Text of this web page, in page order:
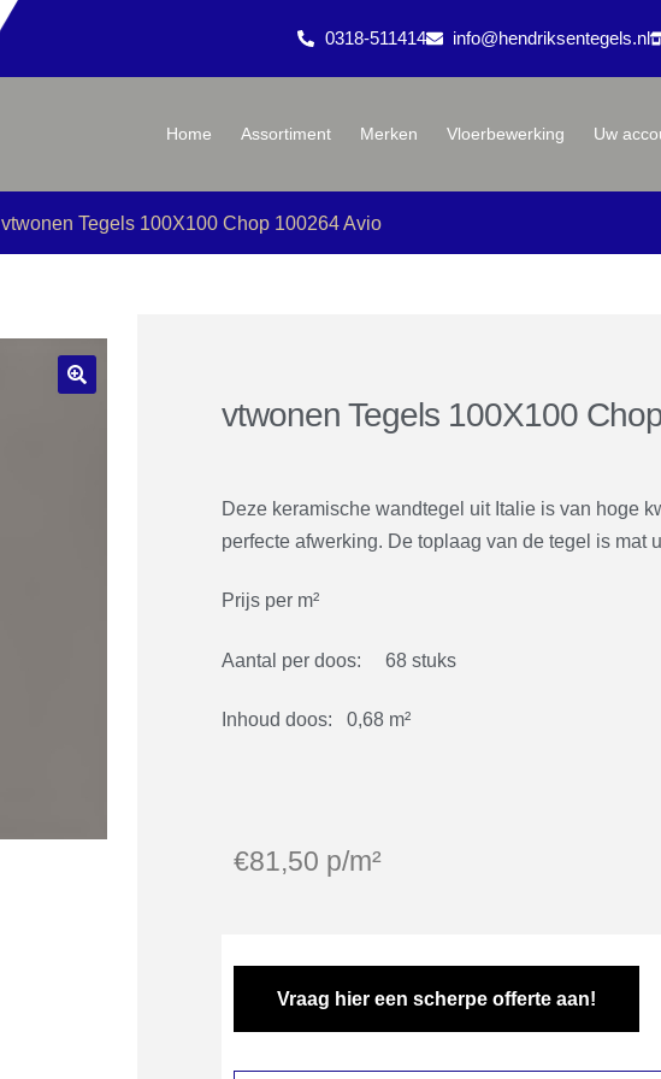
0318-511414 info@hendriksentegels.nl
Home Assortiment Merken Vloerbewerking Uw
vtwonen Tegels 100X100 Chop 100264 Avio
vtwonen Tegels 100X100
Deze keramische wandtegel uit Italie is van hoge
perfecte afwerking. De toplaag van de tegel is mat
Prijs per m²
Aantal per doos: 68 stuks
Inhoud doos: 0,68 m²
€81,50 p/m²
Vraag hier een scherpe offerte aan!